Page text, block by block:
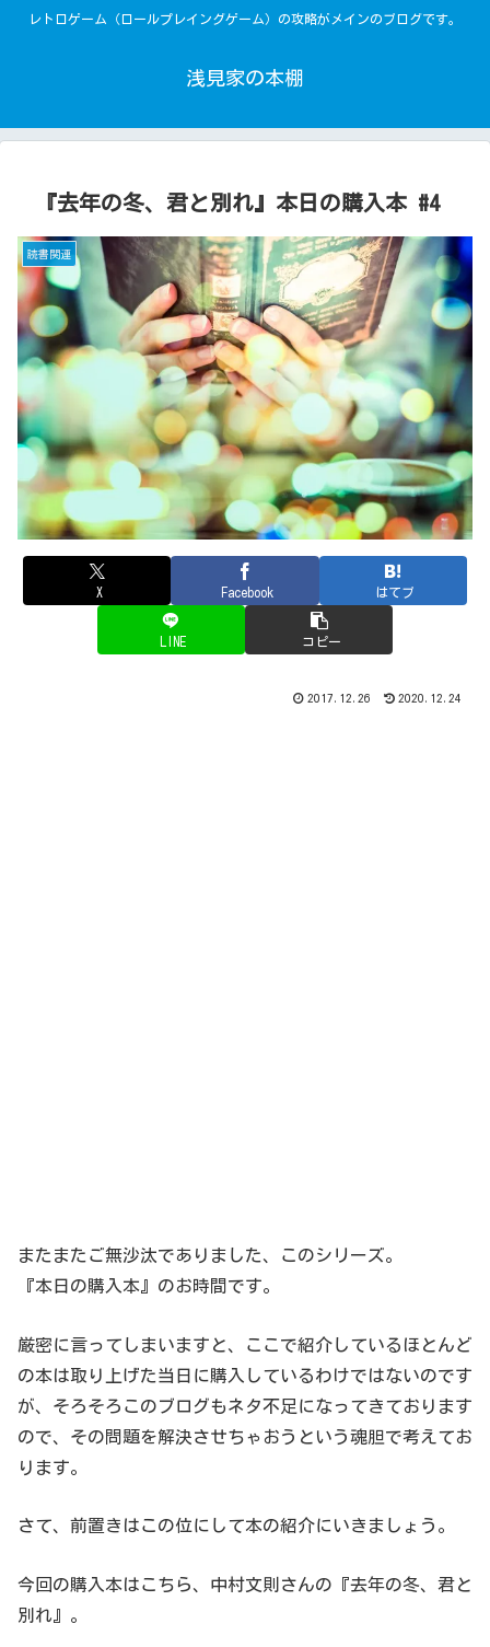
レトロゲーム（ロールプレイングゲーム）の攻略がメインのブログです。
浅見家の本棚
『去年の冬、君と別れ』本日の購入本 #4
読書関連
X Facebook はてブ
LINE コピー
2017.12.26 2020.12.24
またまたご無沙汰でありました、このシリーズ。
『本日の購入本』のお時間です。
厳密に言ってしまいますと、ここで紹介しているほとんど
の本は取り上げた当日に購入しているわけではないのです
が、そろそろこのブログもネタ不足になってきております
ので、その問題を解決させちゃおうという魂胆で考えてお
ります。
さて、前置きはこの位にして本の紹介にいきましょう。
今回の購入本はこちら、中村文則さんの『去年の冬、君と
別れ』。